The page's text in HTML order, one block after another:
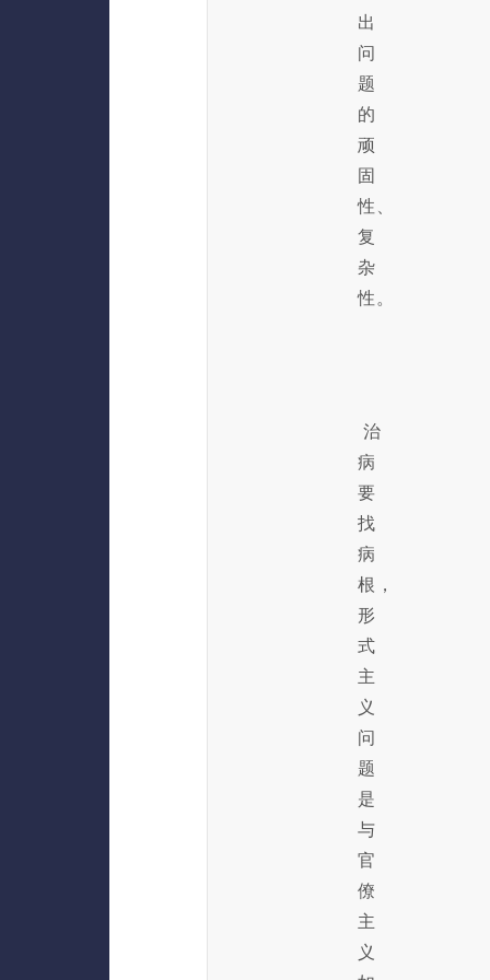
出
问
题
的
顽
固
性、
复
杂
性。
治
病
要
找
病
根，
形
式
主
义
问
题
是
与
官
僚
主
义